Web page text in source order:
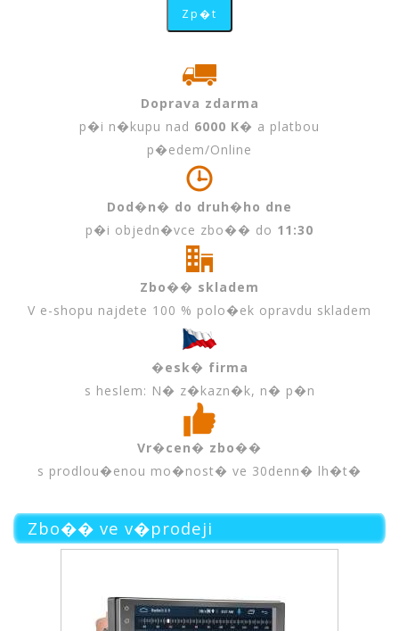
Doprava zdarma
p�i n�kupu nad 6000 K� a platbou
p�edem/Online
Dod�n� do druh�ho dne
p�i objedn�vce zbo�� do 11:30
Zbo�� skladem
V e-shopu najdete 100 % polo�ek opravdu skladem
�esk� firma
s heslem: N� z�kazn�k, n� p�n
Vr�cen� zbo��
s prodlou�enou mo�nost� ve 30denn� lh�t�
Zbo�� ve v�prodeji